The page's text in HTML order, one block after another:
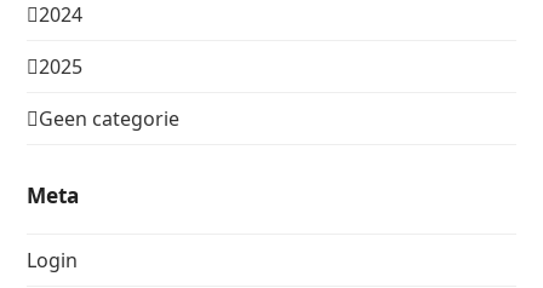
2024
2025
Geen categorie
Meta
Login